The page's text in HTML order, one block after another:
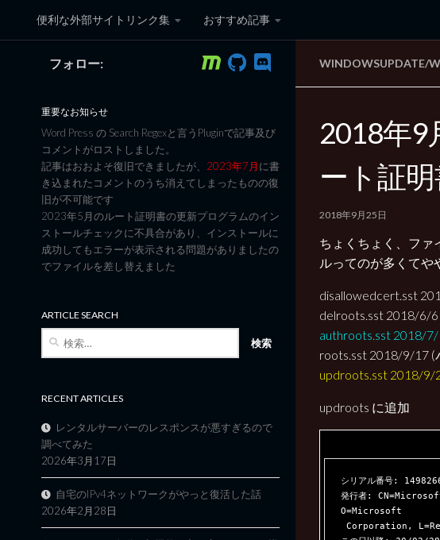
コンテンツへスキップ
便利な外部サイトリンク集 おすすめ記事
黒翼猫のコンピュータ日記
WINDOWSUPDATE/
2018年9
ート証
2018年9月25日
ちょくちょく、ファ
ルってのが多くてや
disallowedcert.sst
delroots.sst 2018/6/
authroots.sst 2018/
roots.sst 2018/9/17
updroots.sst 2018/9/
updroots に追加
シリアル番号:
発行者:
O=Microsoft
フォロー:
重要なお知らせ
Word Press の Search Regexと言うPluginで記事及び
コメントがロストしました。
記事はおおよそ復旧できましたが、 2023年7月に書
き込まれたコメントのうち消えてしまったものの復
旧が不可能です
2023年5月のルート証明書の更新プログラムのイン
ストールチェックに不具合があり、インストールに
成功してもエラーが表示される問題がありましたの
でファイルを差し替えました
ARTICLE SEARCH
RECENT ARTICLES
レンタルサーバーのレスポンスが悪すぎるので
調べてみた
2026年3月17日
自宅のIPv4ネットワークがやっと復活した話
2026年2月28日